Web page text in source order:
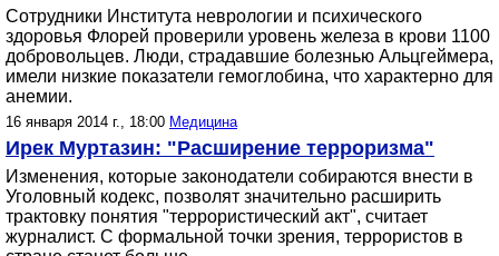
Сотрудники Института неврологии и психического
здоровья Флорей проверили уровень железа в крови 1100
добровольцев. Люди, страдавшие болезнью Альцгеймера,
имели низкие показатели гемоглобина, что характерно для
анемии.
16 января 2014 г., 18:00 Медицина
Ирек Муртазин: "Расширение терроризма"
Изменения, которые законодатели собираются внести в
Уголовный кодекс, позволят значительно расширить
трактовку понятия "террористический акт", считает
журналист. С формальной точки зрения, террористов в